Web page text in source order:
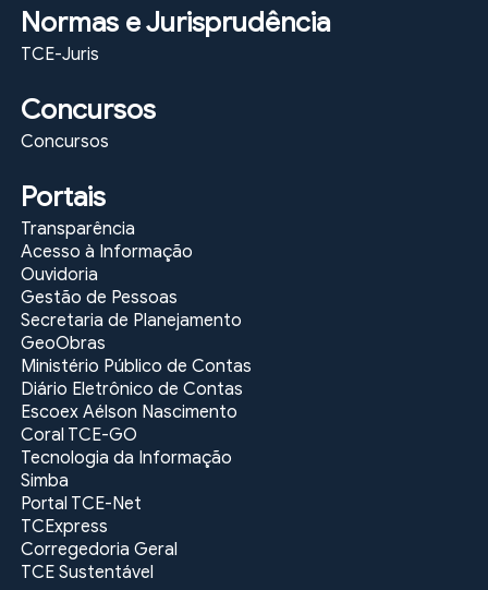
Normas e Jurisprudência
TCE-Juris
Concursos
Concursos
Portais
Transparência
Acesso à Informação
Ouvidoria
Gestão de Pessoas
Secretaria de Planejamento
GeoObras
Ministério Público de Contas
Diário Eletrônico de Contas
Escoex Aélson Nascimento
Coral TCE-GO
Tecnologia da Informação
Simba
Portal TCE-Net
TCExpress
Corregedoria Geral
TCE Sustentável